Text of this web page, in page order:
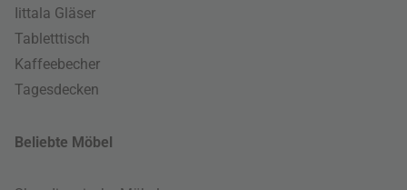
Iittala Gläser
Tabletttisch
Kaffeebecher
Tagesdecken
Beliebte Möbel